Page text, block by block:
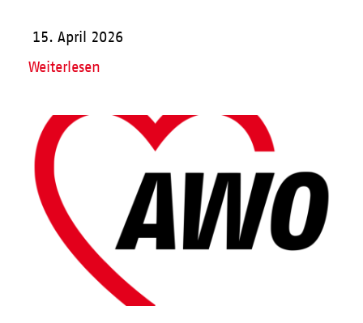
15. April 2026
Weiterlesen